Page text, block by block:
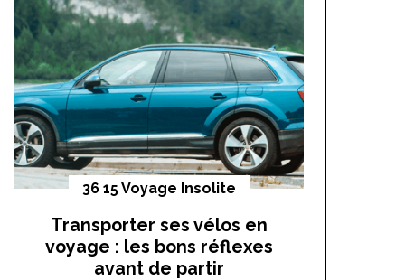
f
o
r
:
36 15 Voyage Insolite
Transporter ses vélos en
voyage : les bons réflexes
avant de partir